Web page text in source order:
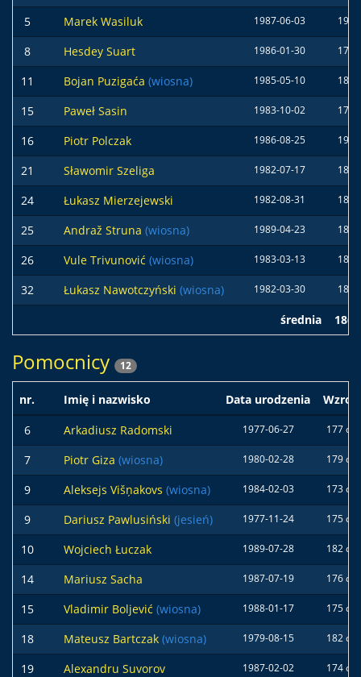
5 Marek Wasiluk 1987-06-03 196
8 Hesdey Suart 1986-01-30 173
11 Bojan Puzigaća (wiosna) 1985-05-10 188
15 Paweł Sasin 1983-10-02 177
16 Piotr Polczak 1986-08-25 192
21 Sławomir Szeliga 1982-07-17 181
24 Łukasz Mierzejewski 1982-08-31 182
25 Andraž Struna (wiosna) 1989-04-23 185
26 Vule Trivunović (wiosna) 1983-03-13 188
32 Łukasz Nawotczyński (wiosna) 1982-03-30 189
średnia 186
Pomocnicy 12
nr. Imię i nazwisko Data urodzenia
6
Arkadiusz Radomski 1977-06-27 177 cm
7 Piotr Giza (wiosna) 1980-02-28 179 cm
9 Aleksejs Višņakovs (wiosna) 1984-02-03 173 cm
9 Dariusz Pawlusiński (jesień) 1977-11-24 175 cm
10 Wojciech Łuczak 1989-07-28 182 cm
14 Mariusz Sacha 1987-07-19 176 cm
15 Vladimir Boljević (wiosna) 1988-01-17 175 cm
18 Mateusz Bartczak (wiosna) 1979-08-15 182 cm
19 Alexandru Suvorov 1987-02-02 174 cm